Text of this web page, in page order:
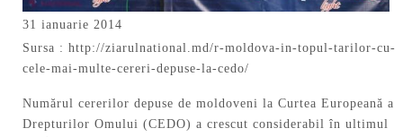
31 ianuarie 2014
Sursa : http://ziarulnational.md/r-moldova-in-topul-tarilor-cu-
cele-mai-multe-cereri-depuse-la-cedo/
Numărul cererilor depuse de moldoveni la Curtea Europeană a
Drepturilor Omului (CEDO) a crescut considerabil în ultimul